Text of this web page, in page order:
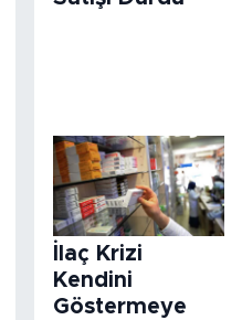
İlaç Krizi
Kendini
Göstermeye